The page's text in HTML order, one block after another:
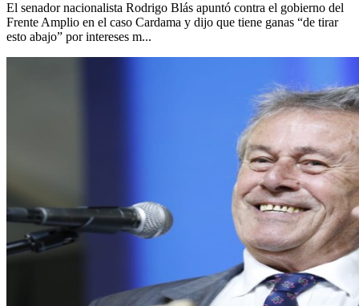
El senador nacionalista Rodrigo Blás apuntó contra el gobierno del
Frente Amplio en el caso Cardama y dijo que tiene ganas “de tirar
esto abajo” por intereses m...